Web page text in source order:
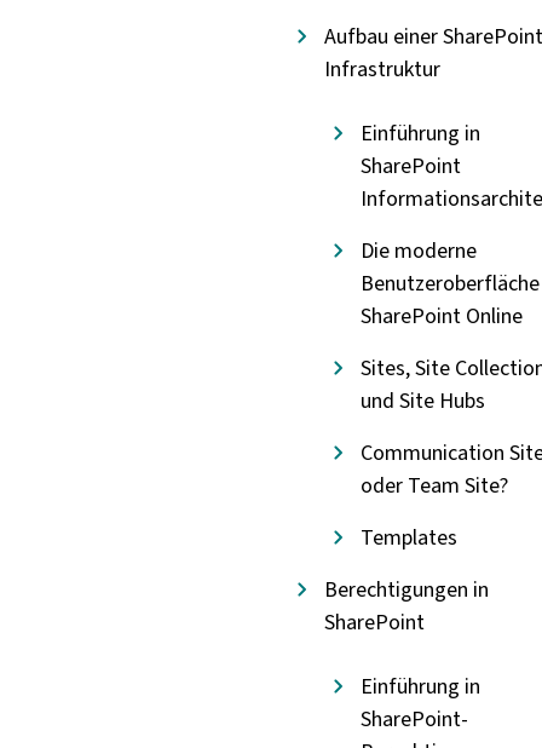
Aufbau einer SharePoint
Infrastruktur
Einführung in
SharePoint
Die moderne
SharePoint Online
Sites, Site
und Site Hubs
Communication
oder Team Site?
Templates
Berechtigungen in
SharePoint
Einführung in
SharePoint-